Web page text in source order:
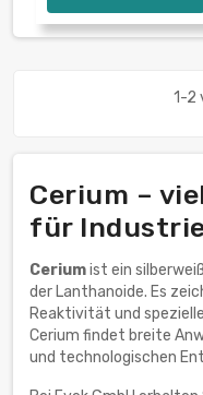
1-2
Cerium –
für
Ceriumist ein
der Lanthanoide. Es
Reaktivität und
Cerium findet breite
und technologischen